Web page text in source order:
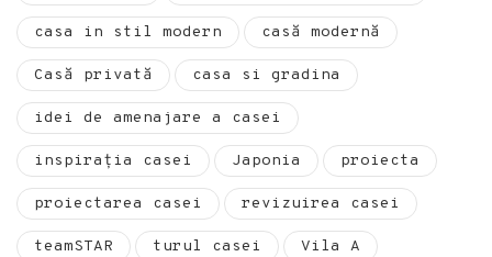
casa in stil modern casă modernă
Casă privată casa si gradina
idei de amenajare a casei
inspirația casei Japonia proiecta
proiectarea casei revizuirea casei
teamSTAR turul casei Vila A